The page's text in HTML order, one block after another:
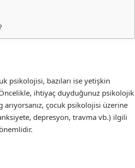
psikolojisi, bazıları ise yetişkin
ihtiyaç duyduğunuz psikolojik
çocuk psikolojisi üzerine
depresyon, travma vb.) ilgili